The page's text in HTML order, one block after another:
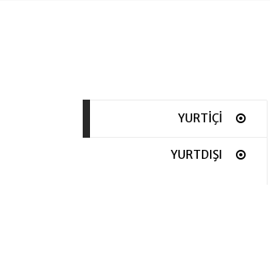
YURTİÇİ
YURTDIŞI